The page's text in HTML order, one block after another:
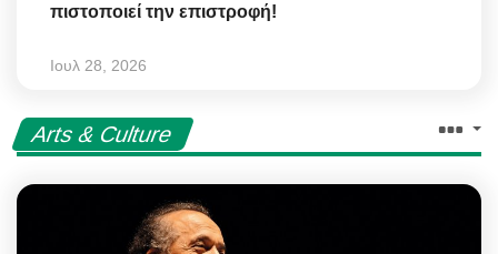
πιστοποιεί την επιστροφή!
Ιουλ 28, 2026
Arts & Culture